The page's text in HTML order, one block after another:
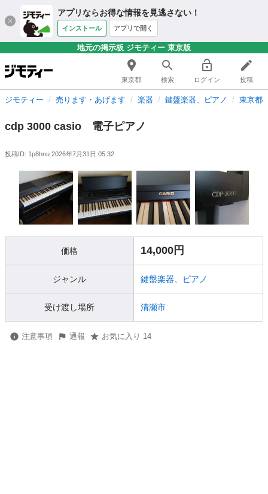
アプリならお得な情報を見逃さない！
インストール アプリで開く
地元の掲示板 ジモティー 東京版
東京都 検索 ログイン 投稿
ジモティー 売ります・あげます 楽器 鍵盤楽器、ピアノ 東京都
cdp 3000 casio 電子ピアノ
投稿ID: 1p8hnu 2026年7月31日 05:32
価格 14,000円
ジャンル 鍵盤楽器、ピアノ
受け渡し場所 清瀬市
注意事項 通報 お気に入り 14